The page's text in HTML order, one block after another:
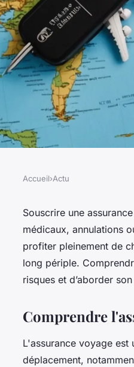
:
Accueil›Actu
Souscrire une
médicaux, annulations
profiter pleinement de
long périple.
risques et d’aborder
Comprendre
L'assurance voyage
déplacement,